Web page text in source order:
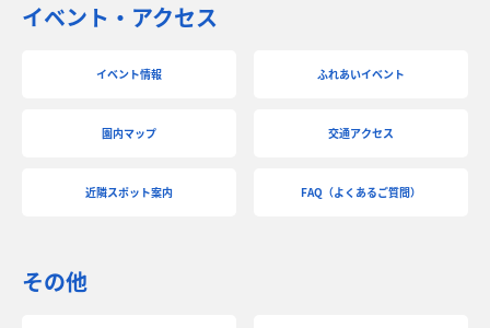
イベント・アクセス
イベント情報 ふれあいイベント
園内マップ 交通アクセス
近隣スポット案内 FAQ（よくあるご質問）
その他